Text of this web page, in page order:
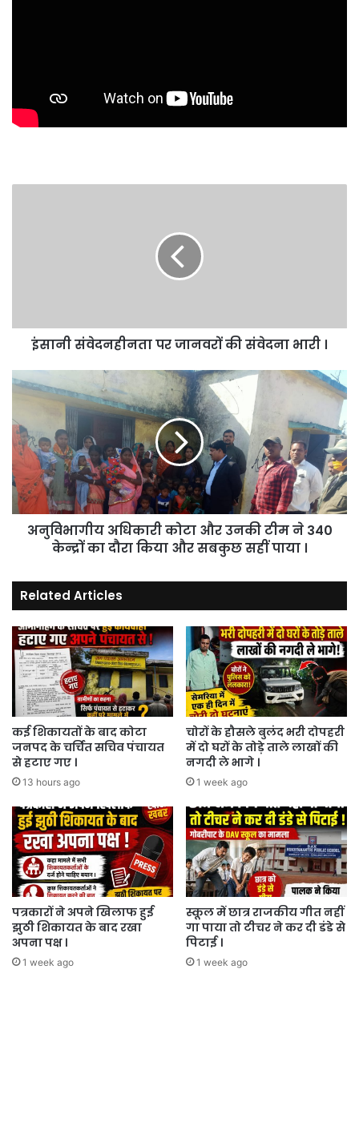
इंसानी संवेदनहीनता पर जानवरों की संवेदना भारी ।
अनुविभागीय
अधिकारी
और
उनकी
टीम
ने
340
केन्द्रों
और
सबकुछ
सहीं
पाया
।
अनुविभागीय अधिकारी कोटा और उनकी टीम ने 340
केन्द्रों का दौरा किया और सबकुछ सहीं पाया ।
Related Articles
कई शिकायतों के बाद कोटा
जनपद के चर्चित सचिव पंचायत
से हटाए गए ।
13 hours ago
चोरों के हौसले बुलंद भरी दोपहरी
में दो घरों के तोड़े ताले लाखों की
नगदी ले भागे ।
1 week ago
पत्रकारों ने अपने खिलाफ हुई
झुठी शिकायत के बाद रखा
अपना पक्ष ।
1 week ago
स्कूल में छात्र राजकीय गीत नहीं
गा पाया तो टीचर ने कर दी डंडे से
पिटाई ।
1 week ago